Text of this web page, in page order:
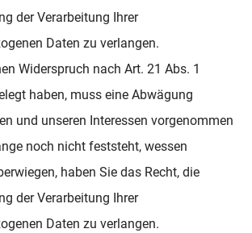
der Verarbeitung Ihrer
Daten zu verlangen.
Widerspruch nach Art. 21 Abs. 1
haben, muss eine Abwägung
und unseren Interessen vorgenommen
noch nicht feststeht, wessen
haben Sie das Recht, die
der Verarbeitung Ihrer
Daten zu verlangen.